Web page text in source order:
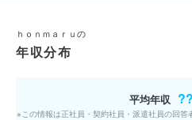
ｈｏｎｍａｒｕの
年収分布
平均年収
※この情報は正社員・契約社員・派遣社員の回答